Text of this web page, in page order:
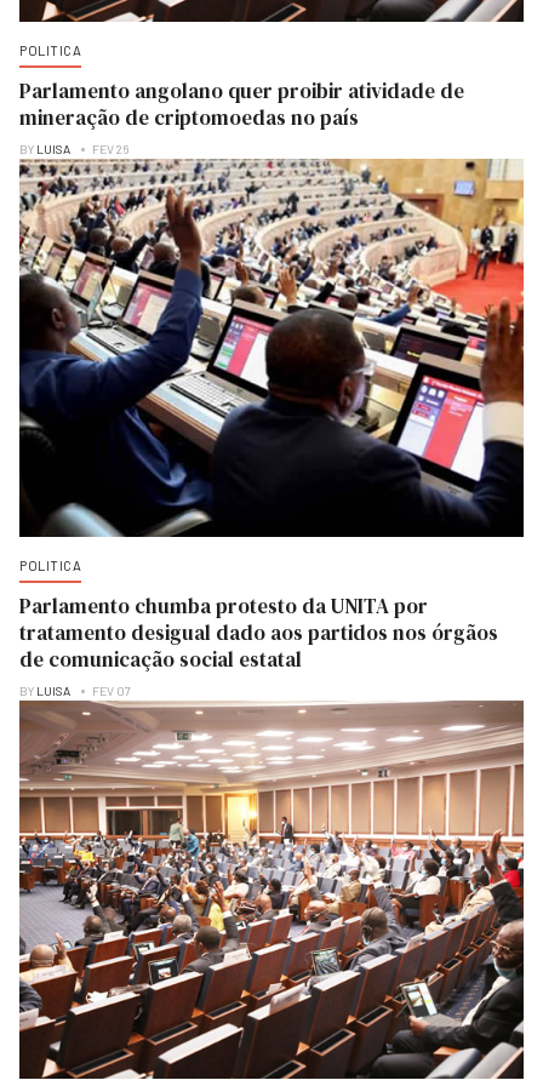
POLITICA
Parlamento angolano quer proibir atividade de
mineração de criptomoedas no país
BY LUISA FEV 26
POLITICA
Parlamento chumba protesto da UNITA por
tratamento desigual dado aos partidos nos órgãos
de comunicação social estatal
BY LUISA FEV 07